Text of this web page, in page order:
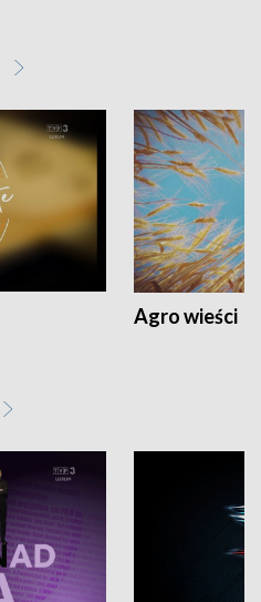
Agro wieści